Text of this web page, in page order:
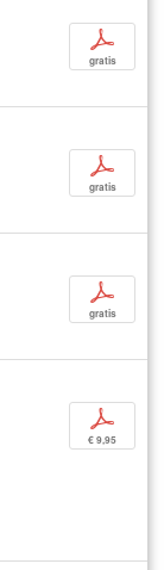
p
gratis
p
gratis
p
gratis
p
€ 9,95